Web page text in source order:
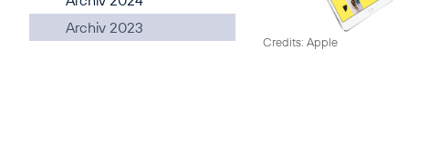
Archiv 2023
Credits: Apple